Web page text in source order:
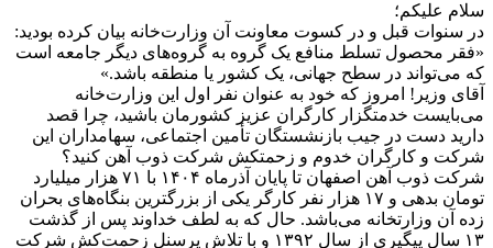
سلام علیکم؛
در سنوات قبل و در کسوت معاونت آن وزارت‌خانه بیان کرده بودید:
«فقر محصول تسلط منافع یک گروه به گروه‌های دیگر جامعه است
که می‌تواند در سطح جهانی، یک کشور یا منطقه باشد.»
آقای وزیر! امروز که خود به عنوان نفر اول این وزارت‌خانه
می‌بایست خدمتگزار کارگران عزیز کشورمان باشید، چرا قصد
دارید دست در جیب بازنشستگان تأمین اجتماعی، سهامداران این
شرکت و کارگران خدوم و زحمتکش شرکت ذوب آهن کنید؟
شرکت ذوب آهن اصفهان تا پایان آذرماه ۱۴۰۴ با ۷۱ هزار میلیارد
تومان بدهی و ۱۷ هزار نفر کارگر یکی از بزرگترین بنگاه‌های بحران
زده آن وزارتخانه می‌باشد. حال که به لطف خداوند پس از گذشت
۱۳ سال پیگیری از سال ۱۳۹۲ و با تلاش پرسنل زحمت‌کش شرکت